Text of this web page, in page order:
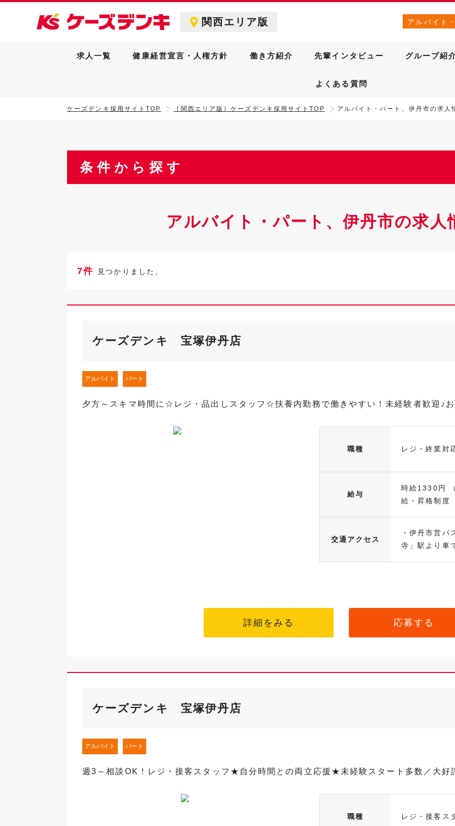
関西エリア版 アルバイト
求人一覧 健康経営宣言・人権方針 働き方紹介 先輩インタビュー グループ紹
よくある質問
ケーズデンキ採用サイトTOP ［関西エリア版］ケーズデンキ採用サイトTOP アルバイト・パート、伊丹市の求人
条件から探す
アルバイト・パート、伊丹市の求人
7件 見つかりました。
ケーズデンキ 宝塚伊丹店
アルバイト パート
夕方～スキマ時間に☆レジ・品出しスタッフ☆扶養内勤務で働きやすい！未経験者歓迎♪
職種 レジ・終業対
給与
時給1330円
給・昇格制度
交通アクセス
・伊丹市営
寺」駅より車
詳細をみる 応募する
ケーズデンキ 宝塚伊丹店
アルバイト パート
週3～相談OK！レジ・接客スタッフ★自分時間との両立応援★未経験スタート多数／大好
職種 レジ・接客ス